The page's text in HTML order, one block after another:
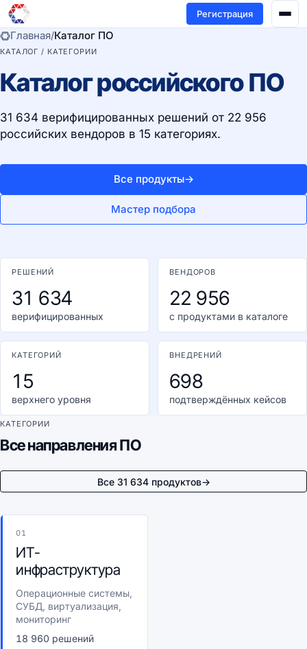
Регистрация
Главная/Каталог ПО
КАТАЛОГ / КАТЕГОРИИ
Каталог российского ПО
31 634 верифицированных решений от 22 956
российских вендоров в 15 категориях.
Все продукты→
Мастер подбора
РЕШЕНИЙ
31 634
верифицированных
ВЕНДОРОВ
22 956
с продуктами в каталоге
КАТЕГОРИЙ
15
верхнего уровня
ВНЕДРЕНИЙ
698
подтверждённых кейсов
КАТЕГОРИИ
Все направления ПО
Все 31 634 продуктов→
01
ИТ-
инфраструктура
Операционные системы,
СУБД, виртуализация,
мониторинг
18 960 решений